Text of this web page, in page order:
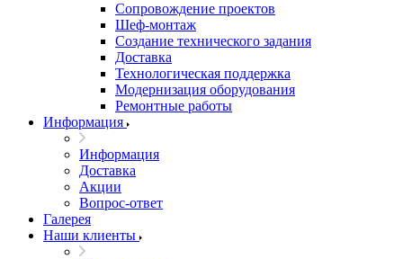
Сопровождение проектов
Шеф-монтаж
Создание технического задания
Доставка
Технологическая поддержка
Модернизация оборудования
Ремонтные работы
Информация
Информация
Доставка
Акции
Вопрос-ответ
Галерея
Наши клиенты